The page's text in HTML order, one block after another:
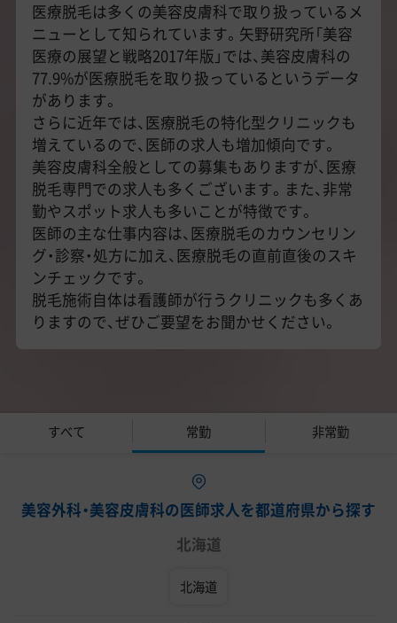
医療脱毛は多くの美容皮膚科で取り扱っているメ
ニューとして知られています。矢野研究所「美容
医療の展望と戦略2017年版」では、美容皮膚科の
77.9%が医療脱毛を取り扱っているというデータ
があります。
さらに近年では、医療脱毛の特化型クリニックも
増えているので、医師の求人も増加傾向です。
美容皮膚科全般としての募集もありますが、医療
脱毛専門での求人も多くございます。また、非常
勤やスポット求人も多いことが特徴です。
医師の主な仕事内容は、医療脱毛のカウンセリン
グ・診察・処方に加え、医療脱毛の直前直後のスキ
ンチェックです。
脱毛施術自体は看護師が行うクリニックも多くあ
りますので、ぜひご要望をお聞かせください。
すべて 常勤 非常勤
美容外科・美容皮膚科の医師求人を都道府県から探す
北海道
北海道